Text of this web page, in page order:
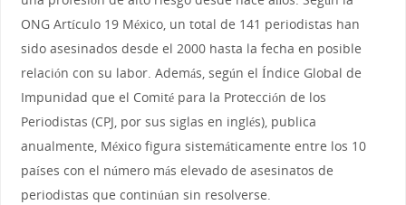
ONG Artículo 19 México, un total de 141 periodistas han
sido asesinados desde el 2000 hasta la fecha en posible
relación con su labor. Además, según el Índice Global de
Impunidad que el Comité para la Protección de los
Periodistas (CPJ, por sus siglas en inglés), publica
anualmente, México figura sistemáticamente entre los 10
países con el número más elevado de asesinatos de
periodistas que continúan sin resolverse.